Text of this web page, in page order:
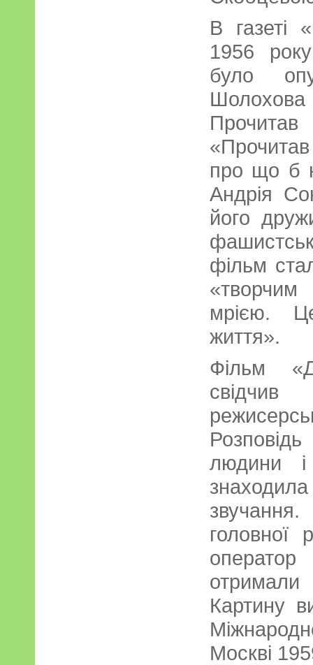
В газеті
1956
було
про що б
Андрія
його
фільм
мрією.
життя».
Фільм
людини і
головної
Картину
Москві